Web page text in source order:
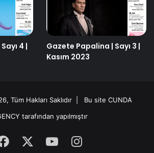
4 |
Gazete Papalina | Sayı 3 |
Kasım 2023
Tüm Hakları Saklıdır | Bu site CUNDA
tarafından yapılmıştır
FacebookYouTubeInstagram